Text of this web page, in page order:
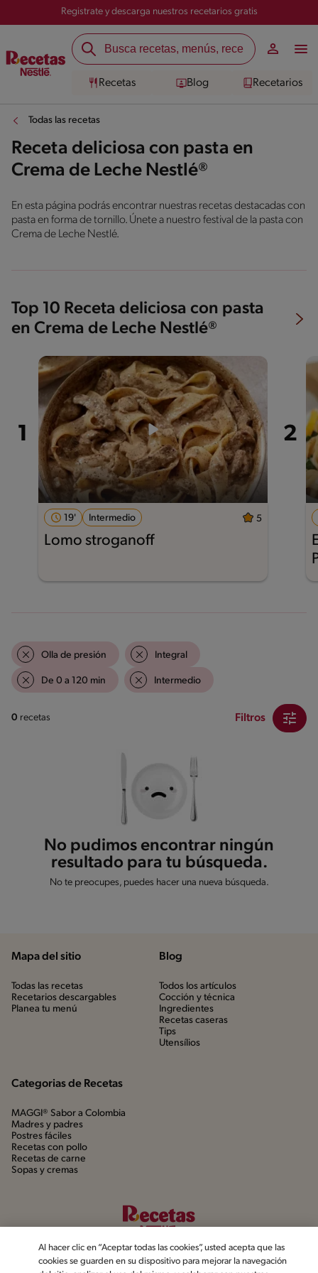
Registrate y descarga nuestros recetarios gratis
Recetas Blog Recetarios
Todas las recetas
Receta deliciosa con pasta en
Crema de Leche Nestlé®
En esta página podrás encontrar nuestras recetas destacadas con
pasta en forma de tornillo. Únete a nuestro festival de la pasta con
Crema de Leche Nestlé.
Top 10 Receta deliciosa con pasta
en Crema de Leche Nestlé®
19' Intermedio 5
Lomo stroganoff
Olla de presión Integral
De 0 a 120 min Intermedio
0 recetas Filtros
No pudimos encontrar ningún
resultado para tu búsqueda.
No te preocupes, puedes hacer una nueva búsqueda.
Mapa del sitio
Todas las recetas
Recetarios descargables
Planea tu menú
Blog
Todos los artículos
Cocción y técnica
Ingredientes
Recetas caseras
Tips
Utensílios
Categorias de Recetas
MAGGI® Sabor a Colombia
Madres y padres
Postres fáciles
Recetas con pollo
Recetas de carne
Sopas y cremas
Al hacer clic en “Aceptar todas las cookies”, usted acepta que las
cookies se guarden en su dispositivo para mejorar la navegación